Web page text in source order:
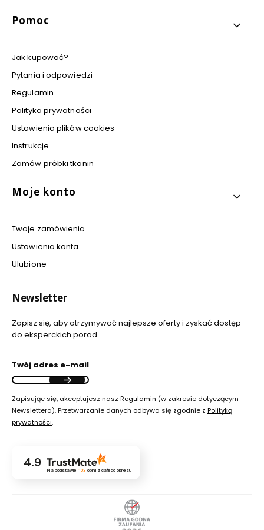
Pomoc
Jak kupować?
Pytania i odpowiedzi
Regulamin
Polityka prywatności
Ustawienia plików cookies
Instrukcje
Zamów próbki tkanin
Moje konto
Twoje zamówienia
Ustawienia konta
Ulubione
Newsletter
Zapisz się, aby otrzymywać najlepsze oferty i zyskać dostęp
do eksperckich porad.
Twój adres e-mail
Zapisując się, akceptujesz nasz Regulamin (w zakresie dotyczącym
Newslettera). Przetwarzanie danych odbywa się zgodnie z Polityką
prywatności.
4.9
Na podstawie 103 opinii z całego okresu